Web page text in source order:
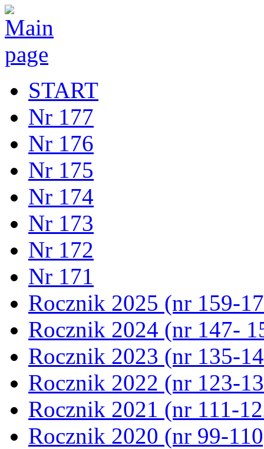
START
Nr 177
Nr 176
Nr 175
Nr 174
Nr 173
Nr 172
Nr 171
Rocznik 2025 (nr 159-
Rocznik 2024 (nr 147-
Rocznik 2023 (nr 135-
Rocznik 2022 (nr 123-
Rocznik 2021 (nr 111-
Rocznik 2020 (nr 99-